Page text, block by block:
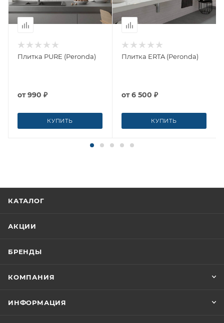
Плитка PURE (Peronda)
от990 ₽
КУПИТЬ
Плитка ERTA (Peronda)
от6 500 ₽
КУПИТЬ
КАТАЛОГ
АКЦИИ
БРЕНДЫ
КОМПАНИЯ
ИНФОРМАЦИЯ